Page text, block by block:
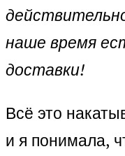
наше время
доставки!
Всё это
и я понимала,